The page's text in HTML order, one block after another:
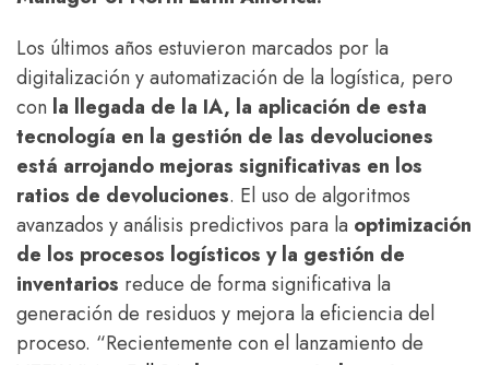
Los últimos años estuvieron marcados por la
digitalización y automatización de la logística, pero
con la llegada de la IA, la aplicación de esta
tecnología en la gestión de las devoluciones
está arrojando mejoras significativas en los
ratios de devoluciones. El uso de algoritmos
avanzados y análisis predictivos para la optimización
de los procesos logísticos y la gestión de
inventarios reduce de forma significativa la
generación de residuos y mejora la eficiencia del
proceso. “Recientemente con el lanzamiento de